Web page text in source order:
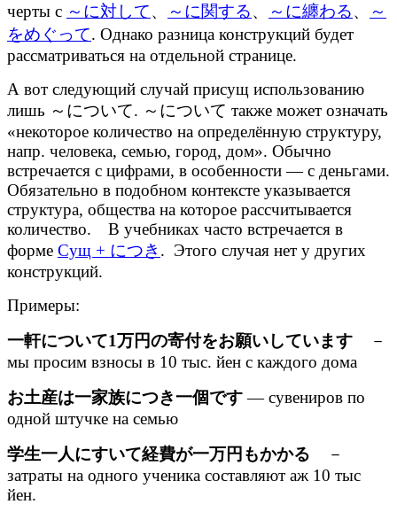
черты с ～に対して、 ～に関する、 ～に纏わる、
～
をめぐって. Однако разница конструкций будет
рассматриваться на отдельной странице.
А вот следующий случай присущ использованию
лишь ～について. ～について также может означать
«некоторое количество на определённую структуру,
напр. человека, семью, город, дом». Обычно
встречается с цифрами, в особенности — с деньгами.
Обязательно в подобном контексте указывается
структура, общества на которое рассчитывается
количество. В учебниках часто встречается в
форме Сущ + につき . Этого случая нет у других
конструкций.
Примеры:
一軒について1万円の寄付をお願いしています －
мы просим взносы в 10 тыс. йен с каждого дома
お土産は一家族につき一個です— сувениров по
одной штучке на семью
学生一人にすいて経費が一万円もかかる
－
затраты на одного ученика составляют аж 10 тыс
йен.